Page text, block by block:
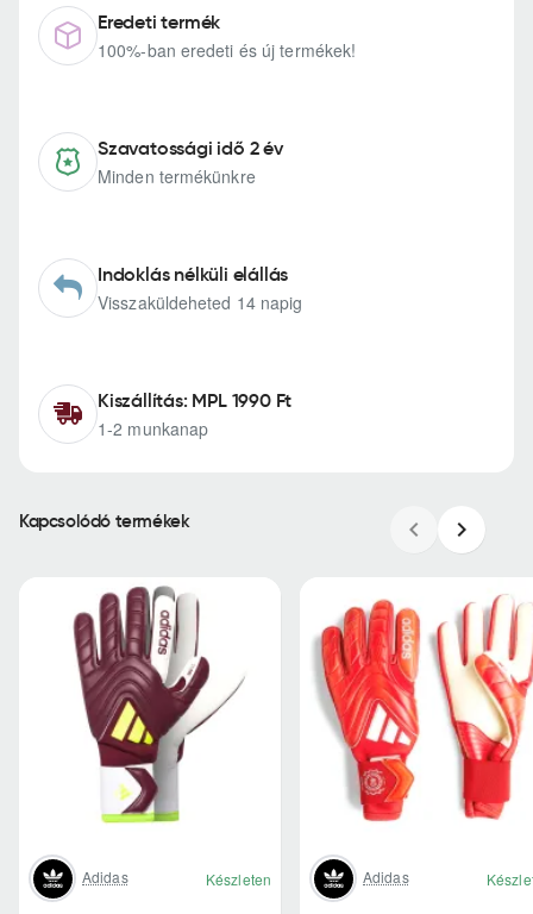
Eredeti termék
100%-ban eredeti és új termékek!
Szavatossági idő 2 év
Minden termékünkre
Indoklás nélküli elállás
Visszaküldeheted 14 napig
Kiszállítás: MPL 1990 Ft
1-2 munkanap
Kapcsolódó termékek
Adidas Készleten Adidas